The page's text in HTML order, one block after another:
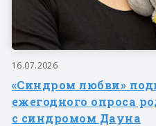
16.07.2026
«Синдром любви»
ежегодного опроса
с синдромом Дауна